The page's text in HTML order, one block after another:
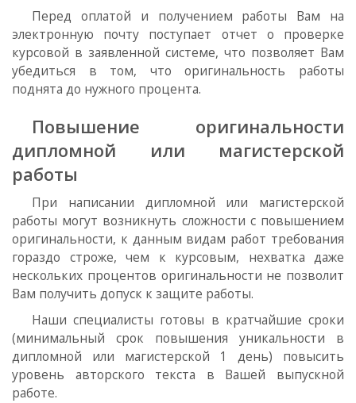
Перед оплатой и получением работы Вам на
электронную почту поступает отчет о проверке
курсовой в заявленной системе, что позволяет Вам
убедиться в том, что оригинальность работы
поднята до нужного процента.
Повышение оригинальности
дипломной или магистерской
работы
При написании дипломной или магистерской
работы могут возникнуть сложности с повышением
оригинальности, к данным видам работ требования
гораздо строже, чем к курсовым, нехватка даже
нескольких процентов оригинальности не позволит
Вам получить допуск к защите работы.
Наши специалисты готовы в кратчайшие сроки
(минимальный срок повышения уникальности в
дипломной или магистерской 1 день) повысить
уровень авторского текста в Вашей выпускной
работе.